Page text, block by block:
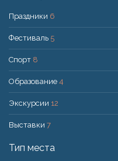
Праздники 6
Фестиваль 5
Спорт 8
Образование 4
Экскурсии 12
Выставки 7
Тип места